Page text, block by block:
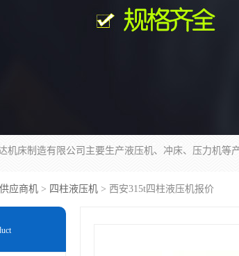
供应商机 > 四柱液压机 > 西安315t四柱液压机报价